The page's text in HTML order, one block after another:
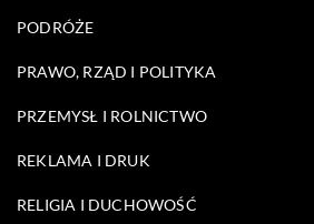
PODRÓŻE
PRAWO, RZĄD I POLITYKA
PRZEMYSŁ I ROLNICTWO
REKLAMA I DRUK
RELIGIA I DUCHOWOŚĆ